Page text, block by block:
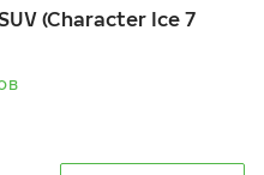
(Character Ice 7